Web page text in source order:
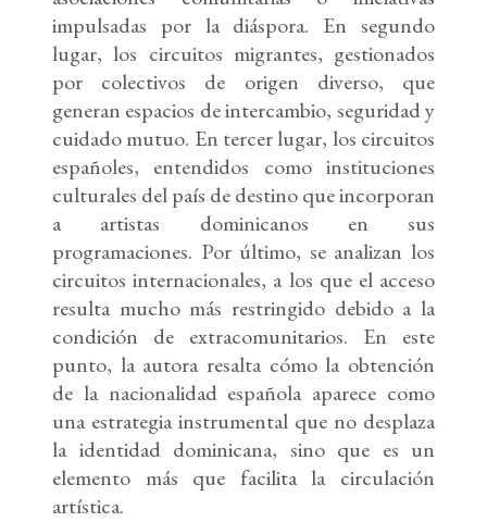
impulsadas por la diáspora. En segundo
lugar, los circuitos migrantes, gestionados
por colectivos de origen diverso, que
generan espacios de intercambio, seguridad y
cuidado mutuo. En tercer lugar, los circuitos
españoles, entendidos como instituciones
culturales del país de destino que incorporan
a artistas dominicanos en sus
programaciones. Por último, se analizan los
circuitos internacionales, a los que el acceso
resulta mucho más restringido debido a la
condición de extracomunitarios. En este
punto, la autora resalta cómo la obtención
de la nacionalidad española aparece como
una estrategia instrumental que no desplaza
la identidad dominicana, sino que es un
elemento más que facilita la circulación
artística.